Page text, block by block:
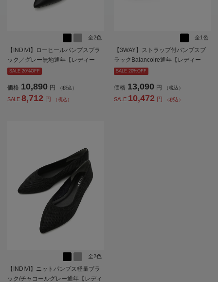
全2色
【INDIVI】ローヒールパンプスブラ
ック／グレー無地通年【レディー
ス】
SALE 20%OFF
価格 10,890 円 （税込）
SALE 8,712 円 （税込）
全1色
【3WAY】ストラップ付パンプスブ
ラックBalancoire通年【レディー
ス】
SALE 20%OFF
価格 13,090 円 （税込）
SALE 10,472 円 （税込）
全2色
【INDIVI】ニットパンプス軽量ブラ
ック/チャコールグレー通年【レディ